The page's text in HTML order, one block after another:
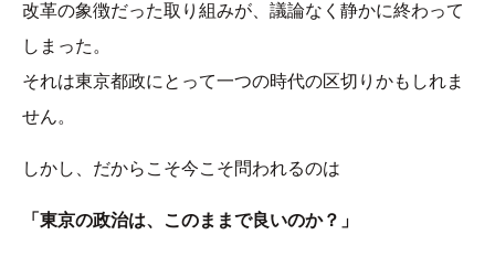
改革の象徴だった取り組みが、議論なく静かに終わって
しまった。
それは東京都政にとって一つの時代の区切りかもしれま
せん。
しかし、だからこそ今こそ問われるのは
「東京の政治は、このままで良いのか？」